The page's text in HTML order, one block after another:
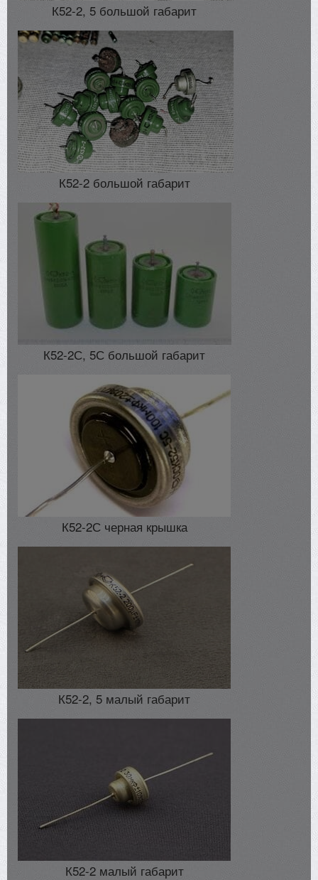
К52-2, 5 большой габарит
К52-2 большой габарит
К52-2С, 5С большой габарит
К52-2С черная крышка
К52-2, 5 малый габарит
К52-2 малый габарит